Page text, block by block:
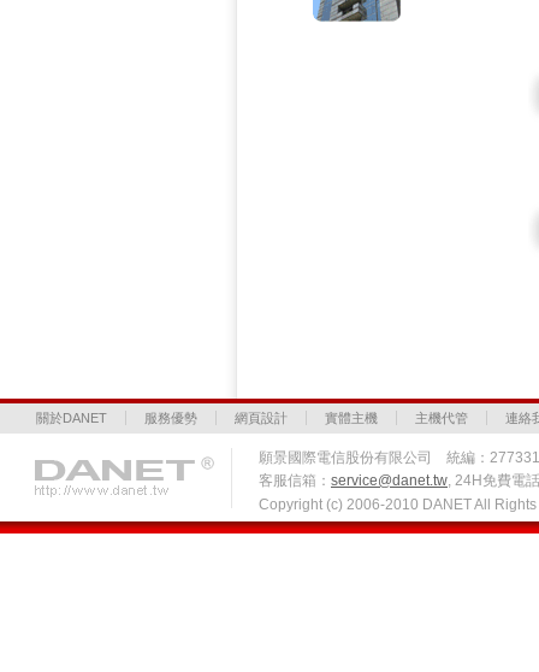
關於DANET 服務優勢 網頁設計 實體主機 主機代管 連絡
願景國際電信股份有限公司 統編：
客服信箱： service@danet.tw, 24H免費電
Copyright (c) 2006-2010 DANET All